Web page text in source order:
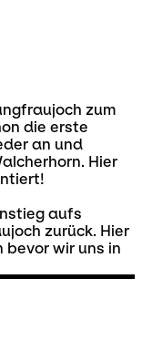
zum
die erste
an und
Hier
aufs
zurück. Hier
bevor wir uns in